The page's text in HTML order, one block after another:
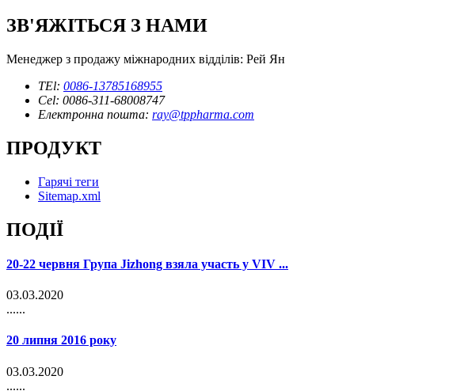
ЗВ'ЯЖІТЬСЯ З НАМИ
Менеджер з продажу міжнародних відділів: Рей Ян
TEl: 0086-13785168955
Cel: 0086-311-68008747
Електронна пошта: ray@tppharma.com
ПРОДУКТ
Гарячі теги
Sitemap.xml
ПОДІЇ
20-22 червня Група Jizhong взяла участь у VIV ...
03.03.2020
......
20 липня 2016 року
03.03.2020
......